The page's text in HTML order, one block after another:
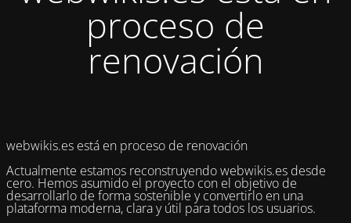
proceso de
renovación
webwikis.es está en proceso de renovación
Actualmente estamos reconstruyendo webwikis.es desde
cero. Hemos asumido el proyecto con el objetivo de
desarrollarlo de forma sostenible y convertirlo en una
plataforma moderna, clara y útil para todos los usuarios.